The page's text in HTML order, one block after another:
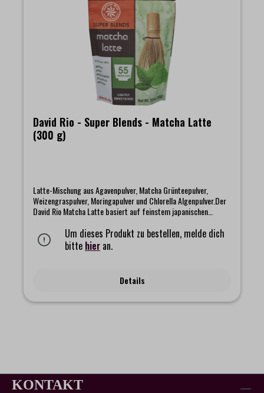
David Rio - Super Blends - Matcha Latte
(300 g)
Latte-Mischung aus Agavenpulver, Matcha Grünteepulver,
Weizengraspulver, Moringapulver und Chlorella Algenpulver.Der
David Rio Matcha Latte basiert auf feinstem japanischen
Darunter Chlorella, Weizengras und Moringa - für einen
einzigartig-raffinierten „grünen“ Latte.
Um dieses Produkt zu bestellen, melde dich
bitte hier an.
Details
KONTAKT